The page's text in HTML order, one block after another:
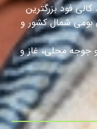
فود بزرگترین
بومی شمال کشور و
جوجه محلی، غاز و